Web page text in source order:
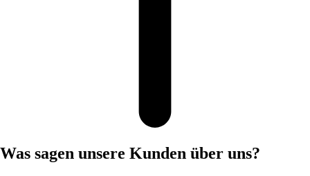
Was sagen unsere Kunden über uns?